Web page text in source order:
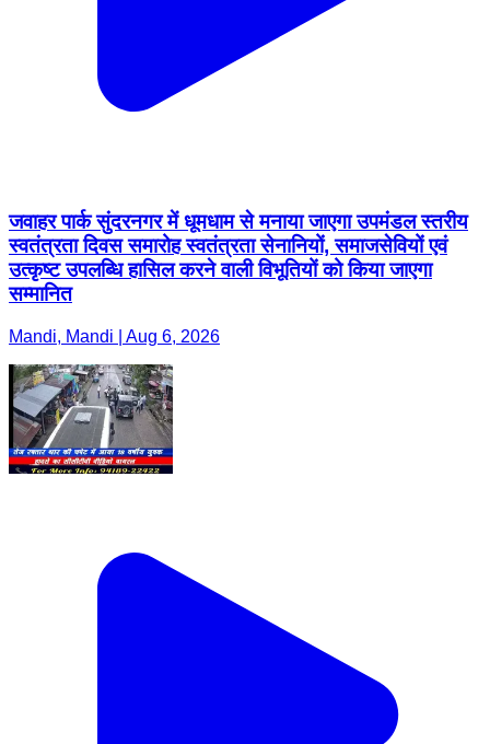
जवाहर पार्क सुंदरनगर में धूमधाम से मनाया जाएगा उपमंडल स्तरीय
स्वतंत्रता दिवस समारोह स्वतंत्रता सेनानियों, समाजसेवियों एवं
उत्कृष्ट उपलब्धि हासिल करने वाली विभूतियों को किया जाएगा
सम्मानित
Mandi, Mandi | Aug 6, 2026